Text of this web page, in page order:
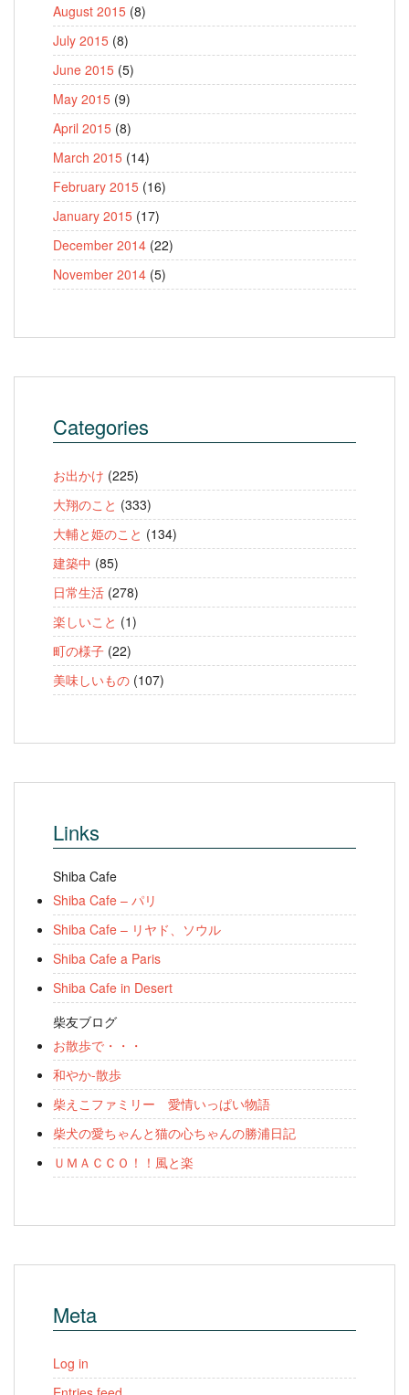
August 2015 (8)
July 2015 (8)
June 2015 (5)
May 2015 (9)
April 2015 (8)
March 2015 (14)
February 2015 (16)
January 2015 (17)
December 2014 (22)
November 2014 (5)
Categories
お出かけ (225)
大翔のこと (333)
大輔と姫のこと (134)
建築中 (85)
日常生活 (278)
楽しいこと (1)
町の様子 (22)
美味しいもの (107)
Links
Shiba Cafe
Shiba Cafe – パリ
Shiba Cafe – リヤド、ソウル
Shiba Cafe a Paris
Shiba Cafe in Desert
柴友ブログ
お散歩で・・・
和やか-散歩
柴えこファミリー 愛情いっぱい物語
柴犬の愛ちゃんと猫の心ちゃんの勝浦日記
ＵＭＡＣＣＯ！！風と楽
Meta
Log in